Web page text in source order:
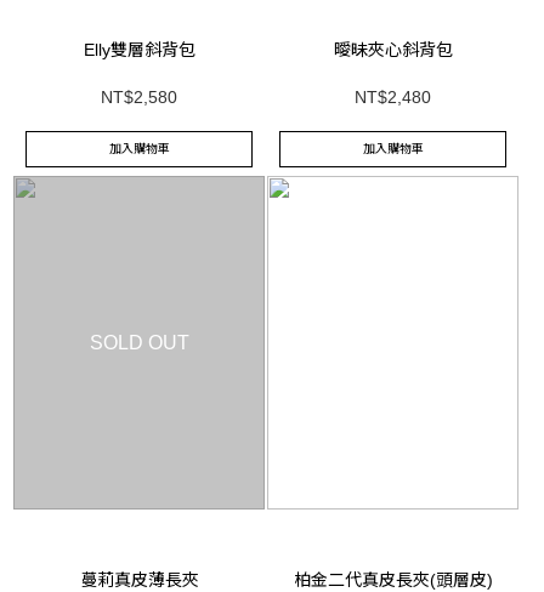
Elly雙層斜背包
NT$2,580
加入購物車
曖昧夾心斜背包
NT$2,480
加入購物車
SOLD OUT
蔓莉真皮薄長夾 柏金二代真皮長夾(頭層皮)